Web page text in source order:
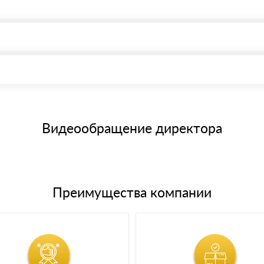
банковским картам
Видеообращение директора
Преимущества компании